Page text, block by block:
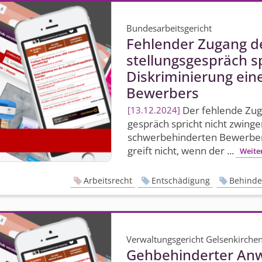
Bundesarbeitsgericht
Fehlender Zugang
stellungs­gespräch
Diskriminierung
Bewerbers
13.12.2024 Der fehlende
gespräch spricht nicht
schwerbehinderten
greift nicht, wenn der ...
Arbeitsrecht Entschädigung
Verwaltungsgericht
Gehbehinderter